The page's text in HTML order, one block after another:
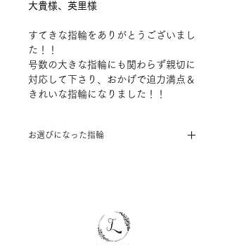
大貴様、英里様
すてきな指輪をありがとうございまし
た！！
号数の大きな指輪にも関わらず親切に
対応して下さり、おかげで迫力満点＆
きれいな指輪になりました！！
お選びになった指輪